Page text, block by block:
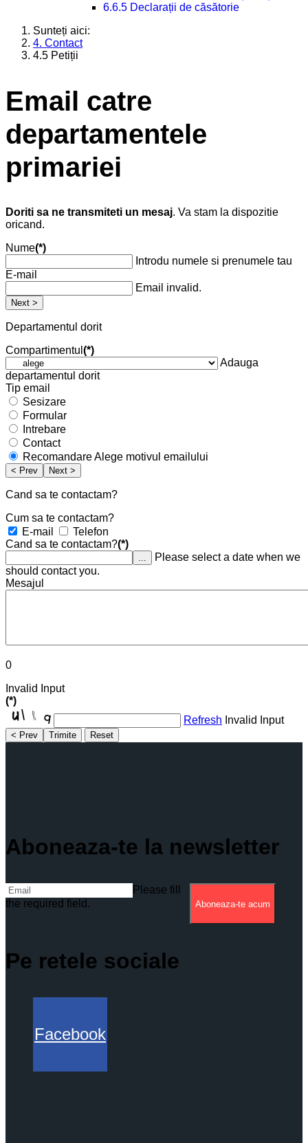
6.6.5 Declarații de căsătorie
Sunteți aici:
4. Contact
4.5 Petiții
Email catre
departamentele
primariei
Doriti sa ne transmiteti un mesaj. Va stam la dispozitie
oricand.
Nume(*)
Introdu numele si prenumele tau
E-mail
Email invalid.
Next >
Departamentul dorit
Compartimentul (*)
Adauga
departamentul dorit
Tip email
Sesizare
Formular
Intrebare
Contact
RecomandareAlege motivul emailului
< Prev Next >
Cand sa te contactam?
Cum sa te contactam?
E-mail
Telefon
Cand sa te contactam?(*)
...
Please select a date when we
should contact you.
Mesajul
0
Invalid Input
(*)
Refresh Invalid Input
< Prev Trimite Reset
Aboneaza-te la newsletter
Please fill
the required field.
Aboneaza-te acum
Pe retele sociale
Facebook